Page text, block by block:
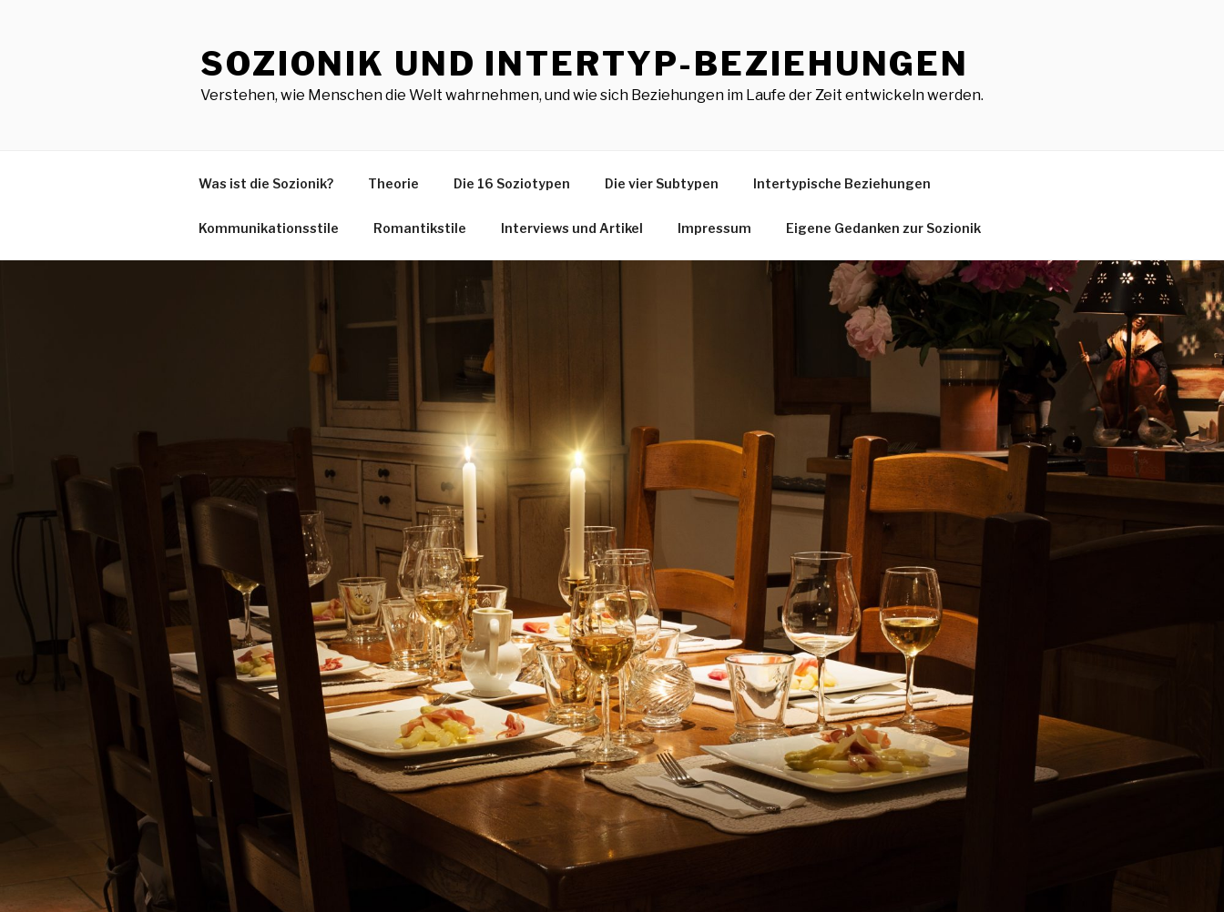
SOZIONIK UND INTERTYP-BEZIEHUNGEN
Verstehen, wie Menschen die Welt wahrnehmen, und wie sich Beziehungen im Laufe der Zeit entwickeln werden.
Was ist die Sozionik? Theorie Die 16 Soziotypen Die vier Subtypen Intertypische Beziehungen
Kommunikationsstile Romantikstile Interviews und Artikel Impressum Eigene Gedanken zur Sozionik